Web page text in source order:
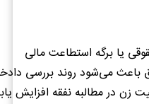
یا برگه استطاعت مالی
باعث می‌شود روند بررسی
در مطالبه نفقه افزایش